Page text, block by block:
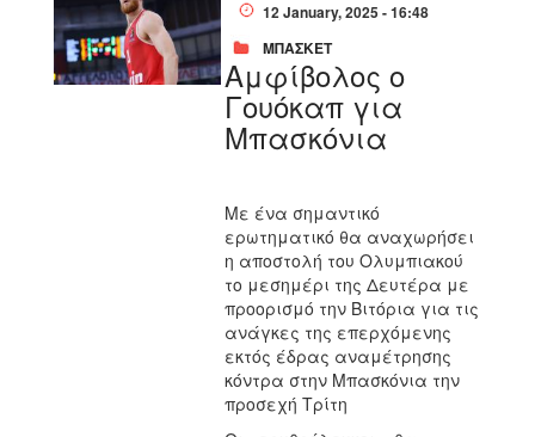
12 January, 2025 - 16:48
ΜΠΑΣΚΕΤ
Αμφίβολος ο
Γουόκαπ για
Μπασκόνια
Με ένα σημαντικό
ερωτηματικό θα αναχωρήσει
η αποστολή του Ολυμπιακού
το μεσημέρι της Δευτέρα με
προορισμό την Βιτόρια για τις
ανάγκες της επερχόμενης
εκτός έδρας αναμέτρησης
κόντρα στην Μπασκόνια την
προσεχή Τρίτη